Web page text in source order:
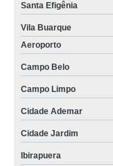
Santa Efigênia
Vila Buarque
Aeroporto
Campo Belo
Campo Limpo
Cidade Ademar
Cidade Jardim
Ibirapuera